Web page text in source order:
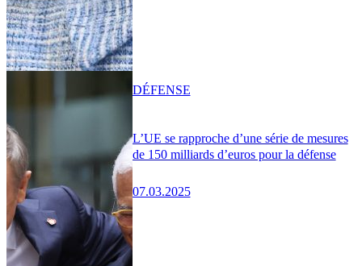
L’UE se rapproche d’une série de mesures
de 150 milliards d’euros pour la défense
07.03.2025
DÉFENSE